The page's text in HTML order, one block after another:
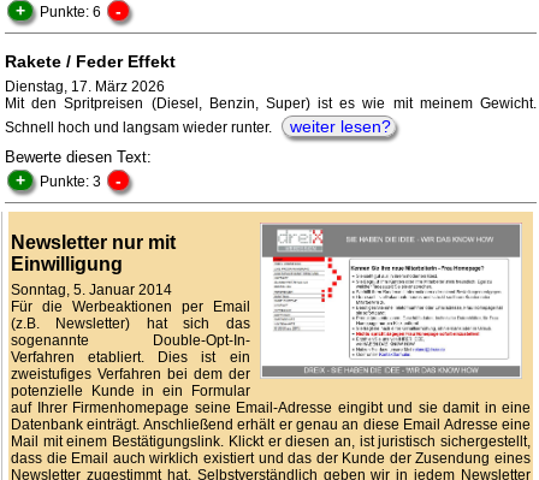
+ Punkte: 6 -
Rakete / Feder Effekt
Dienstag, 17. März 2026
Mit den Spritpreisen (Diesel, Benzin, Super) ist es wie mit meinem Gewicht.
Schnell hoch und langsam wieder runter.
weiter lesen?
Bewerte diesen Text:
+ Punkte: 3 -
Newsletter nur mit
Einwilligung
Sonntag, 5. Januar 2014
Für die Werbeaktionen per Email
(z.B. Newsletter) hat sich das
sogenannte Double-Opt-In-
Verfahren etabliert. Dies ist ein
zweistufiges Verfahren bei dem der
potenzielle Kunde in ein Formular
auf Ihrer Firmenhomepage seine Email-Adresse eingibt und sie damit in eine
Datenbank einträgt. Anschließend erhält er genau an diese Email Adresse eine
Mail mit einem Bestätigungslink. Klickt er diesen an, ist juristisch sichergestellt,
dass die Email auch wirklich existiert und das der Kunde der Zusendung eines
Newsletter zugestimmt hat. Selbstverständlich geben wir in jedem Newsletter